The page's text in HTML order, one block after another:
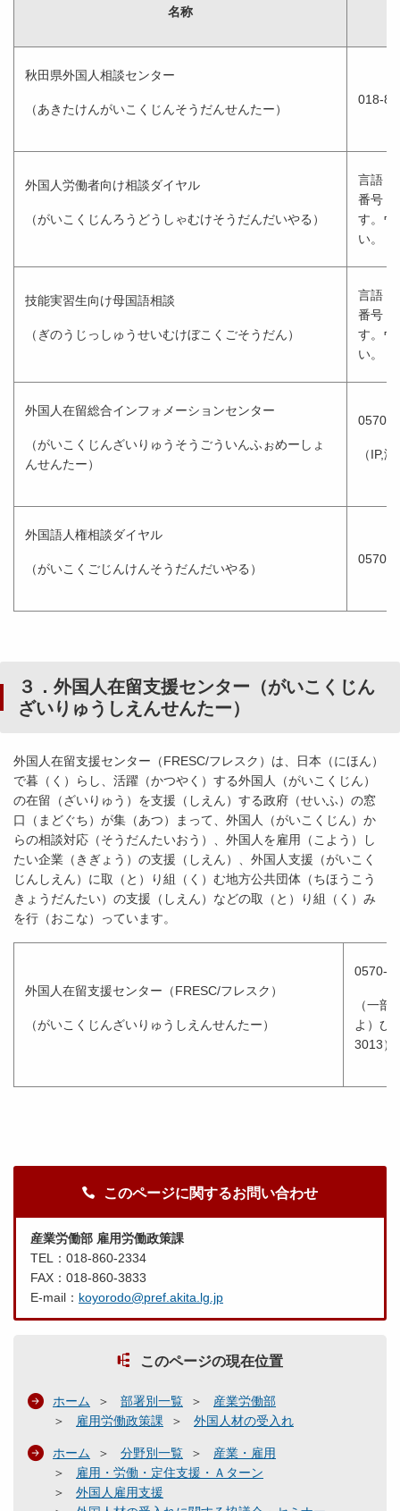
名称
秋田県外国人相談センター
（あきたけんがいこくじんそうだんせんたー）
018-
外国人労働者向け相談ダイヤル
（がいこくじんろうどうしゃむけそうだんだいやる）
言語（
番号（
す。ウ
い。
技能実習生向け母国語相談
（ぎのうじっしゅうせいむけぼこくごそうだん）
言語（
番号（
す。ウ
い。
外国人在留総合インフォメーションセンター
（がいこくじんざいりゅうそうごういんふぉめーしょ
んせんたー）
0570-
（IP,
外国語人権相談ダイヤル
（がいこくごじんけんそうだんだいやる）
0570-
３．外国人在留支援センター（がいこくじん
ざいりゅうしえんせんたー）
外国人在留支援センター（FRESC/フレスク）は、日本（にほん）
で暮（く）らし、活躍（かつやく）する外国人（がいこくじん）
の在留（ざいりゅう）を支援（しえん）する政府（せいふ）の窓
口（まどぐち）が集（あつ）まって、外国人（がいこくじん）か
らの相談対応（そうだんたいおう）、外国人を雇用（こよう）し
たい企業（きぎょう）の支援（しえん）、外国人支援（がいこく
じんしえん）に取（と）り組（く）む地方公共団体（ちほうこう
きょうだんたい）の支援（しえん）などの取（と）り組（く）み
を行（おこな）っています。
外国人在留支援センター（FRESC/フレスク）
（がいこくじんざいりゅうしえんせんたー）
0570-
（一
よ）び
3013）
このページに関するお問い合わせ
産業労働部 雇用労働政策課
TEL：018-860-2334
FAX：018-860-3833
E-mail： koyorodo@pref.akita.lg.jp
このページの現在位置
ホーム 部署別一覧
産業労働部
雇用労働政策課
外国人材の受入れ
ホーム 分野別一覧
産業・雇用
雇用・労働・定住支援・Ａターン
外国人雇用支援